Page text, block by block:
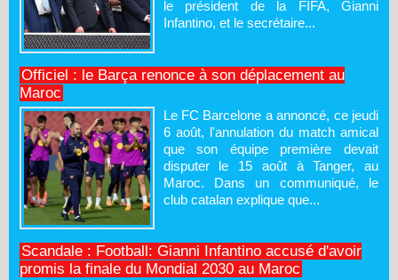
le président de la FIFA, Gianni
Infantino, et le secrétaire...
Officiel : le Barça renonce à son déplacement au
Maroc
Le FC Barcelone a annoncé, ce jeudi
6 août, l'annulation du match amical
que son équipe première devait
disputer le 15 août à Tanger, au
Maroc. Dans un communiqué, le
club catalan explique que...
Scandale : Football: Gianni Infantino accusé d'avoir
promis la finale du Mondial 2030 au Maroc